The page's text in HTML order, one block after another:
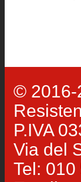
© 2016-
P.IVA
Via del
Tel: